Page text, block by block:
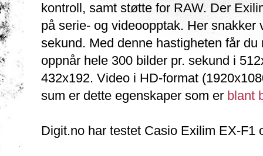
kontroll, samt støtte for RAW. Der
på serie- og videoopptak. Her
sekund. Med denne hastigheten får
oppnår hele 300 bilder pr. sekund i
432x192. Video i HD-format
sum er dette egenskaper som er blant
Digit.no har testet Casio Exilim EX-F1